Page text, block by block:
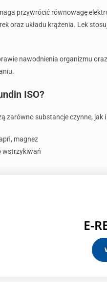
przywrócić równowagę
oraz układu krążenia. Lek
nawodnienia organizmu
ISO?
zarówno substancje czynne, jak
magnez
wstrzykiwań
E-